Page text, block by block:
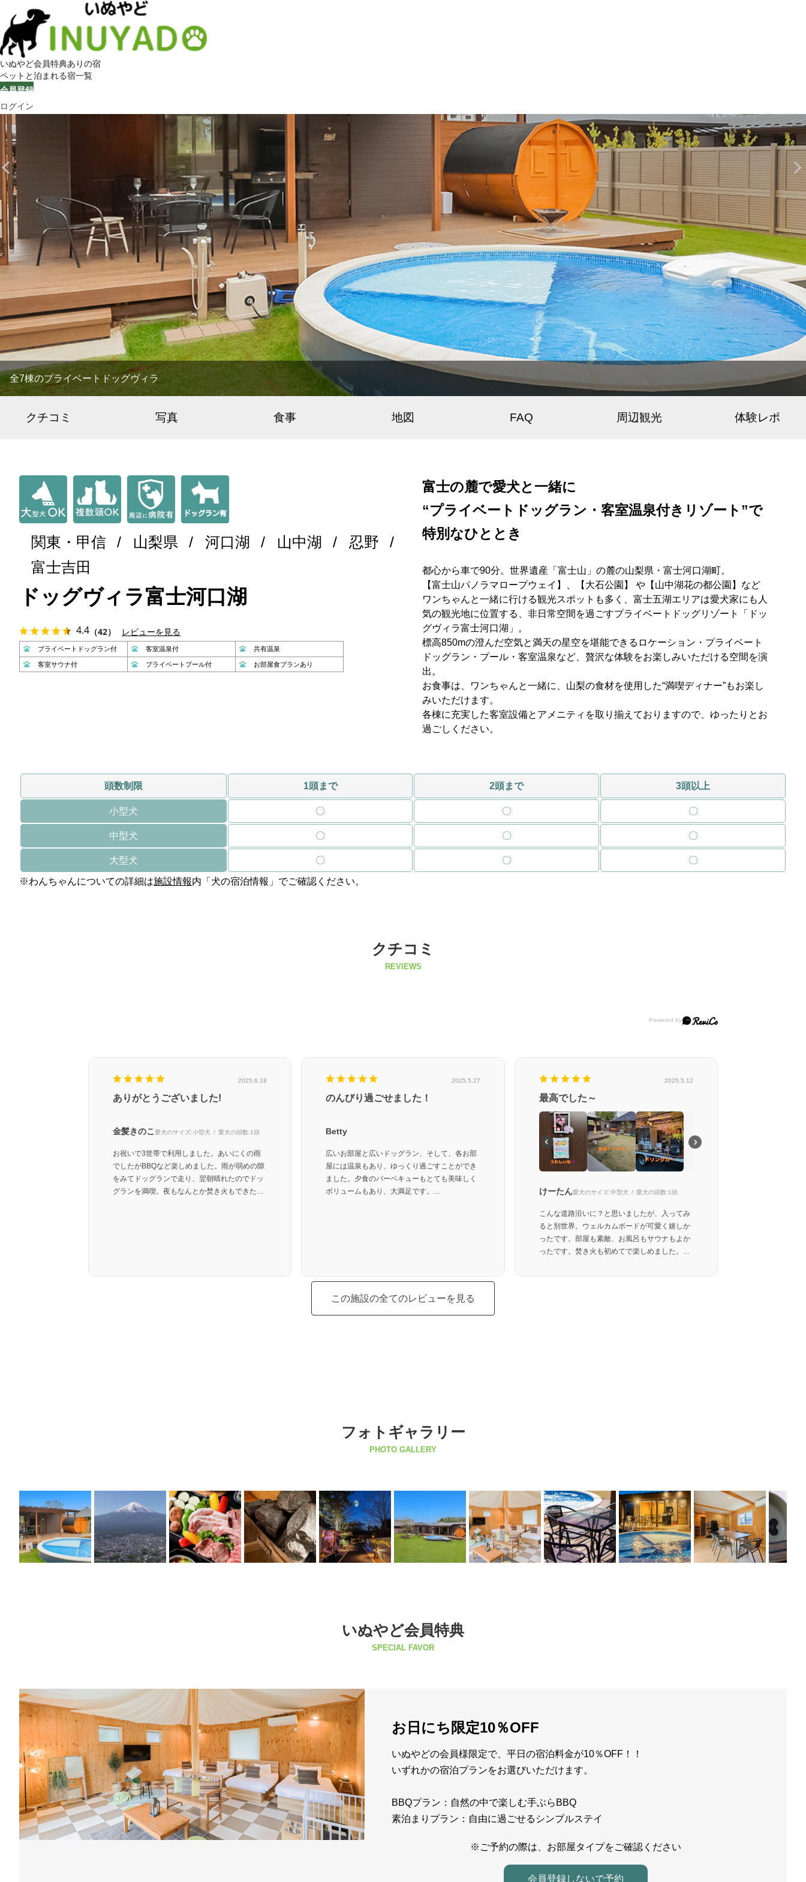
いぬやど会員特典ありの宿
ペットと泊まれる宿一覧
会員登録
ログイン
全7棟のプライベートドッグヴィラ
クチコミ 写真 食事 地図 FAQ 周辺観光 体験レポ
関東・甲信 山梨県 河口湖 山中湖
忍野
富士吉田
ドッグヴィラ富士河口湖
4.4 （42） レビューを見る
プライベートドッグラン付 客室温泉付 共有温泉
客室サウナ付 プライベートプール付 お部屋食プランあり
富士の麓で愛犬と一緒に
“プライベートドッグラン・客室温泉付きリゾート”で
特別なひととき
都心から車で90分。世界遺産「富士山」の麓の山梨県・富士河口湖町。
【富士山パノラマロープウェイ】、
【大石公園】 や【山中湖花の都公園】など
ワンちゃんと一緒に行ける観光スポットも多く、 富士五湖エリアは愛犬家にも人
気の観光地に位置する、 非日常空間を過ごすプライベートドッグリゾート「ドッ
グヴィラ富士河口湖」
。
標高850mの澄んだ空気と満天の星空を堪能できる ロケーション・プライベート
ドッグラン・ プール・客室温泉など、 贅沢な体験をお楽しみいただける空間を演
出。
お食事は、ワンちゃんと一緒に、山梨の食材を使用した“満喫ディナー”もお楽し
みいただけます。
各棟に充実した客室設備とアメニティを取り揃えておりますので、ゆったりと お
過ごしください。
頭数制限 1頭まで 2頭まで 3頭以上
小型犬 〇 〇 〇
中型犬 〇 〇 〇
大型犬 〇 〇 〇
※わんちゃんについての詳細は施設情報内「犬の宿泊情報」でご確認ください。
クチコミ
REVIEWS
2025.6.18
ありがとうございました!
金髪きのこ 愛犬のサイズ:小型犬 愛犬の頭数:1頭
お祝いで3世帯で利用しました。あいにくの雨
でしたがBBQなど楽しめました。雨が弱めの隙
をみてドッグランで走り、翌朝晴れたのでドッ
グランを満喫。夜もなんとか焚き火もできたの
2025.5.27
のんびり過ごせました！
Betty
広いお部屋と広いドッグラン、そして、各お部
屋には温泉もあり、ゆっくり過ごすことができ
ました。夕食のバーベキューもとても美味しく
ボリュームもあり、大満足です。
2025.5.12
最高でした～
けーたん愛犬のサイズ:中型犬 愛犬の頭数:1頭
こんな道路沿いに？と思いましたが、入ってみ
ると別世界。ウェルカムボードが可愛く嬉しか
ったです。部屋も素敵、お風呂もサウナもよか
ったです。焚き火も初めてで楽しめました。専
ーが魅力的です。寝室とトイレが分かれている
この施設の全てのレビューを見る
フォトギャラリー
PHOTO GALLERY
いぬやど会員特典
SPECIAL FAVOR
お日にち限定10％OFF
いぬやどの会員様限定で、平日の宿泊料金が10％OFF！！
いずれかの宿泊プランをお選びいただけます。
BBQプラン：自然の中で楽しむ手ぶらBBQ
素泊まりプラン：自由に過ごせるシンプルステイ
※ご予約の際は、お部屋タイプをご確認ください
会員登録しないで予約